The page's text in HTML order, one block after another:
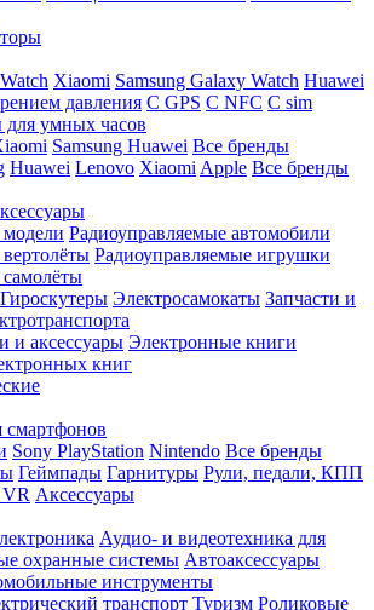
Xiaomi Samsung Galaxy Watch Huawei
давления C GPS C NFC C sim
для умных часов
Samsung Huawei Все бренды
Huawei Lenovo Xiaomi Apple Все бренды
Радиоуправляемые автомобили
Радиоуправляемые игрушки
Гироскутеры Электросамокаты Запчасти и
и аксессуары Электронные книги
книг
смартфонов
Sony PlayStation Nintendo Все бренды
Геймпады Гарнитуры Рули, педали, КПП
Аксессуары
Аудио- и видеотехника для
охранные системы Автоаксессуары
инструменты
транспорт Туризм Роликовые